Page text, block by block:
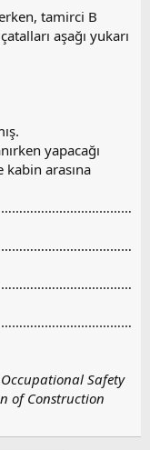
tamirci B
aşağı yukarı
yapacağı
kabin arasına
Safety
of Construction